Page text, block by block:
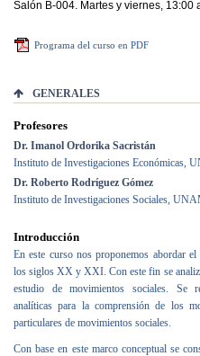
Salón B-004. Martes y viernes, 13:00
Programa del curso en PDF
GENERALES
Profesores
Dr. Imanol Ordorika Sacristán
Instituto de Investigaciones Económicas,
Dr. Roberto Rodríguez Gómez
Instituto de Investigaciones Sociales,
Introducción
En este curso nos proponemos abordar
los siglos XX y XXI. Con este fin se
estudio de movimientos sociales. Se
analíticas para la comprensión de los
particulares de movimientos sociales.
Con base en este marco conceptual se